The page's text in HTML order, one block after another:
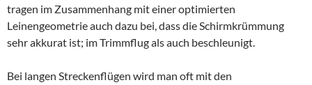
tragen im Zusammenhang mit einer optimierten
Leinengeometrie auch dazu bei, dass die Schirmkrümmung
sehr akkurat ist; im Trimmflug als auch beschleunigt.
Bei langen Streckenflügen wird man oft mit den